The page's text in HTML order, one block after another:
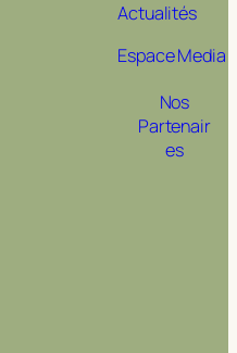
Actualités
Espace Media
Nos
Partenair
es